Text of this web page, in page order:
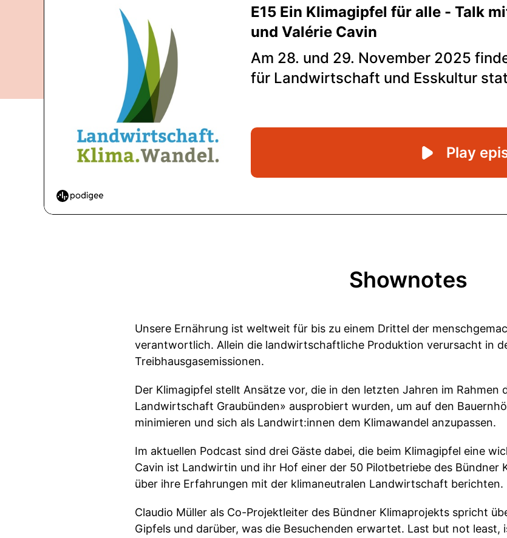
Shownotes
Unsere Ernährung ist weltweit für bis zu einem Drittel der
verantwortlich. Allein die landwirtschaftliche Produktion verursacht in
Treibhausgasemissionen.
Der Klimagipfel stellt Ansätze vor, die in den letzten Jahren im Rahmen
Landwirtschaft Graubünden» ausprobiert wurden, um auf den
minimieren und sich als Landwirt:innen dem Klimawandel anzupassen.
Im aktuellen Podcast sind drei Gäste dabei, die beim Klimagipfel eine
Cavin ist Landwirtin und ihr Hof einer der 50 Pilotbetriebe des Bündner
über ihre Erfahrungen mit der klimaneutralen Landwirtschaft berichten.
Claudio Müller als Co-Projektleiter des Bündner Klimaprojekts spricht
Gipfels und darüber, was die Besuchenden erwartet. Last but not least,